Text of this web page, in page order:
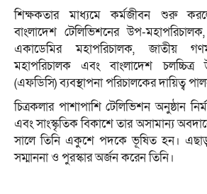
শিক্ষকতার মাধ্যমে কর্মজীবন শুরু
বাংলাদেশ টেলিভিশনের উপ-
একাডেমির মহাপরিচালক, জাতীয়
মহাপরিচালক এবং বাংলাদেশ চলচ্চিত্র
(এফডিসি) ব্যবস্থাপনা পরিচালকের দায়িত্ব
চিত্রকলার পাশাপাশি টেলিভিশন অনুষ্ঠান
এবং সাংস্কৃতিক বিকাশে তার অসামান্য
সালে তিনি একুশে পদকে ভূষিত হন।
সম্মাননা ও পুরস্কার অর্জন করেন তিনি।